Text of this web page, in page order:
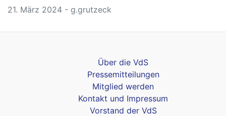
21. März 2024 - g.grutzeck
Über die VdS
Pressemitteilungen
Mitglied werden
Kontakt und Impressum
Vorstand der VdS